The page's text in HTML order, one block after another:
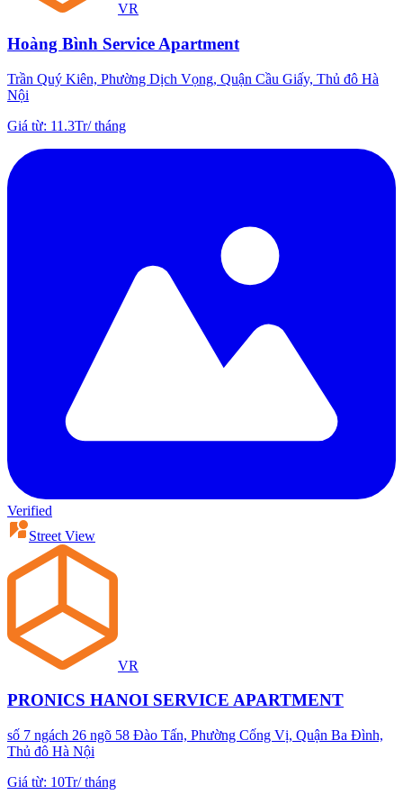
VR
Hoàng Bình Service Apartment
Trần Quý Kiên, Phường Dịch Vọng, Quận Cầu Giấy, Thủ đô Hà
Nội
Giá từ: 11.3Tr/tháng
Verified
Street View
VR
PRONICS HANOI SERVICE APARTMENT
số 7 ngách 26 ngõ 58 Đào Tấn, Phường Cống Vị, Quận Ba Đình,
Thủ đô Hà Nội
Giá từ: 10Tr/tháng